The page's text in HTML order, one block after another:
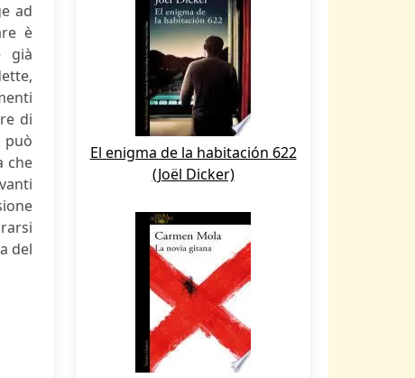
ad
è
già
di
può
che
del
El enigma de la habitación 622
(Joël Dicker)